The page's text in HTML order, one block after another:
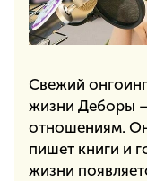
Свежий
жизни Деборы —
отношениям.
пишет книги и
жизни